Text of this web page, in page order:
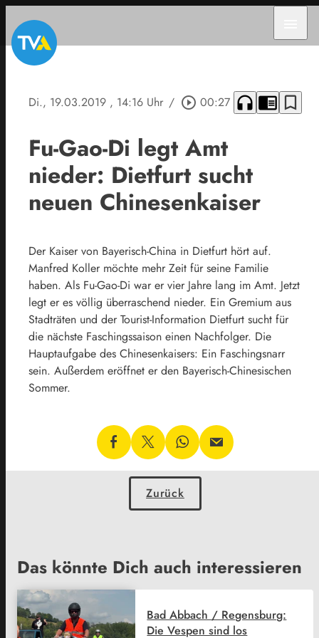
Di., 19.03.2019 , 14:16 Uhr / play_circle_outline 00:27 headphones chrome_reader_mode bookmark_border
Fu-Gao-Di legt Amt
nieder: Dietfurt sucht
neuen Chinesenkaiser
Der Kaiser von Bayerisch-China in Dietfurt hört auf.
Manfred Koller möchte mehr Zeit für seine Familie
haben. Als Fu-Gao-Di war er vier Jahre lang im Amt. Jetzt
legt er es völlig überraschend nieder. Ein Gremium aus
Stadträten und der Tourist-Information Dietfurt sucht für
die nächste Faschingssaison einen Nachfolger. Die
Hauptaufgabe des Chinesenkaisers: Ein Faschingsnarr
sein. Außerdem eröffnet er den Bayerisch-Chinesischen
Sommer.
Zurück
Das könnte Dich auch interessieren
Bad Abbach / Regensburg:
Die Vespen sind los